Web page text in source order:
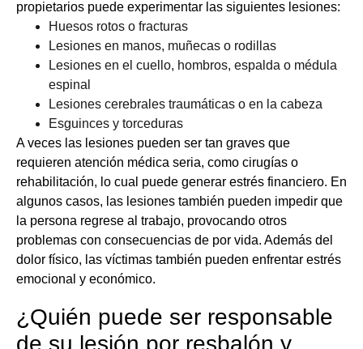
propietarios puede experimentar las siguientes lesiones:
Huesos rotos o fracturas
Lesiones en manos, muñecas o rodillas
Lesiones en el cuello, hombros, espalda o médula
espinal
Lesiones cerebrales traumáticas o en la cabeza
Esguinces y torceduras
A veces las lesiones pueden ser tan graves que
requieren atención médica seria, como cirugías o
rehabilitación, lo cual puede generar estrés financiero. En
algunos casos, las lesiones también pueden impedir que
la persona regrese al trabajo, provocando otros
problemas con consecuencias de por vida. Además del
dolor físico, las víctimas también pueden enfrentar estrés
emocional y económico.
¿Quién puede ser responsable